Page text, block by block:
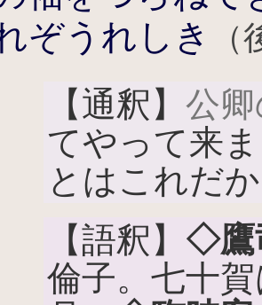
ぞうれしき
【通釈】 公
てやって来
とはこれだ
【語釈】 ◇鷹
倫子。七十